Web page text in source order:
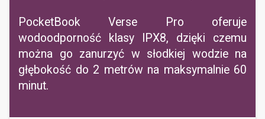
PocketBook Verse Pro oferuje
wodoodporność klasy IPX8, dzięki czemu
można go zanurzyć w słodkiej wodzie na
głębokość do 2 metrów na maksymalnie 60
minut.